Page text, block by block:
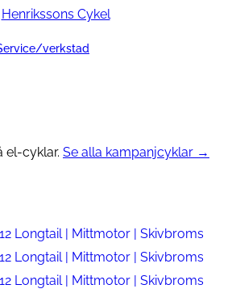
Henrikssons Cykel
verkstad
el-cyklar. Se alla kampanjcyklar →